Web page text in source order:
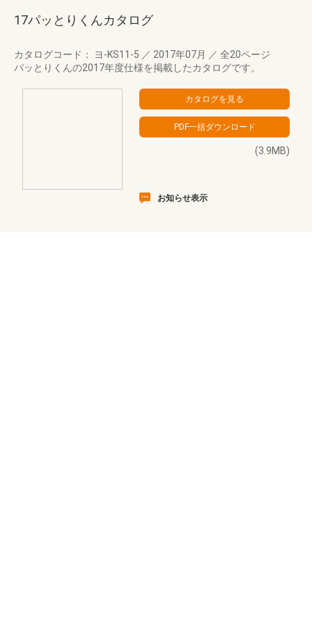
17パッとりくんカタログ
カタログコード： ヨ-KS11-5 ／ 2017年07月 ／ 全20ページ
パッとりくんの2017年度仕様を掲載したカタログです。
(3.9MB)
お知らせ表示